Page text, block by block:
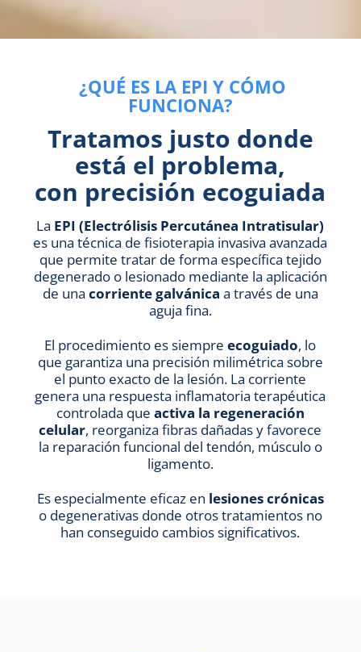
¿QUÉ ES LA EPI Y CÓMO
FUNCIONA?
Tratamos justo donde
está el problema,
con precisión ecoguiada
La EPI (Electrólisis Percutánea Intratisular)
es una técnica de fisioterapia invasiva avanzada
que permite tratar de forma específica tejido
degenerado o lesionado mediante la aplicación
de una corriente galvánica a través de una
aguja fina.
El procedimiento es siempreecoguiado, lo
que garantiza una precisión milimétrica sobre
el punto exacto de la lesión. La corriente
genera una respuesta inflamatoria terapéutica
controlada que activa la regeneración
celular, reorganiza fibras dañadas y favorece
la reparación funcional del tendón, músculo o
ligamento.
Es especialmente eficaz en lesiones crónicas
o degenerativas donde otros tratamientos no
han conseguido cambios significativos.